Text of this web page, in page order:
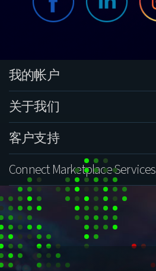
我的帐户
关于我们
客户支持
Connect Marketplace Services